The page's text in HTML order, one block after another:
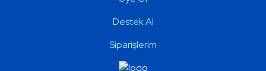
Destek Al
Siparişlerim